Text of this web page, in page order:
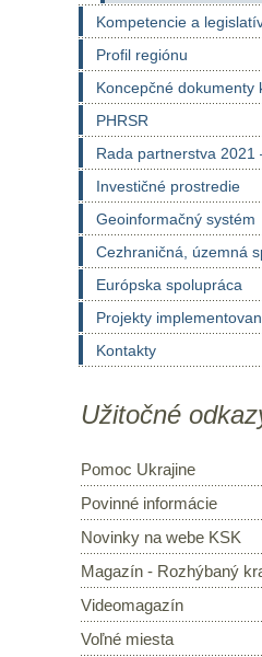
Kompetencie a
Profil regiónu
Koncepčné dokumenty
PHRSR
Rada partnerstva 2021
Investičné prostredie
Geoinformačný systém
Cezhraničná, územná
Európska spolupráca
Projekty
Kontakty
Užitočné
Pomoc Ukrajine
Povinné informácie
Novinky na webe KSK
Magazín - Rozhýbaný
Videomagazín
Voľné miesta